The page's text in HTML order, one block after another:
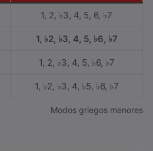
1, 2, ♭3, 4, 5, 6, ♭7
1, ♭2, ♭3, 4, 5, ♭6, ♭7
1, 2, ♭3, 4, 5, ♭6, ♭7
1, ♭2, ♭3, 4, ♭5, ♭6, ♭7
Modos griegos menores